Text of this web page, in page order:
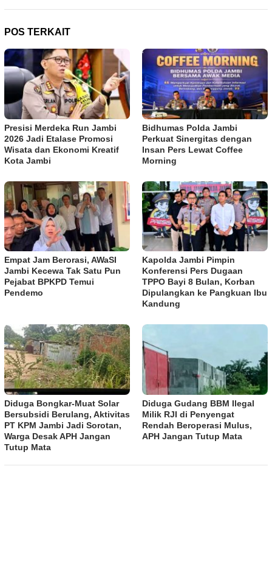
POS TERKAIT
Presisi Merdeka Run Jambi
2026 Jadi Etalase Promosi
Wisata dan Ekonomi Kreatif
Kota Jambi
Bidhumas Polda Jambi
Perkuat Sinergitas dengan
Insan Pers Lewat Coffee
Morning
Empat Jam Berorasi, AWaSI
Jambi Kecewa Tak Satu Pun
Pejabat BPKPD Temui
Pendemo
Kapolda Jambi Pimpin
Konferensi Pers Dugaan
TPPO Bayi 8 Bulan, Korban
Dipulangkan ke Pangkuan Ibu
Kandung
Diduga Bongkar-Muat Solar
Bersubsidi Berulang, Aktivitas
PT KPM Jambi Jadi Sorotan,
Warga Desak APH Jangan
Tutup Mata
Diduga Gudang BBM Ilegal
Milik RJI di Penyengat
Rendah Beroperasi Mulus,
APH Jangan Tutup Mata